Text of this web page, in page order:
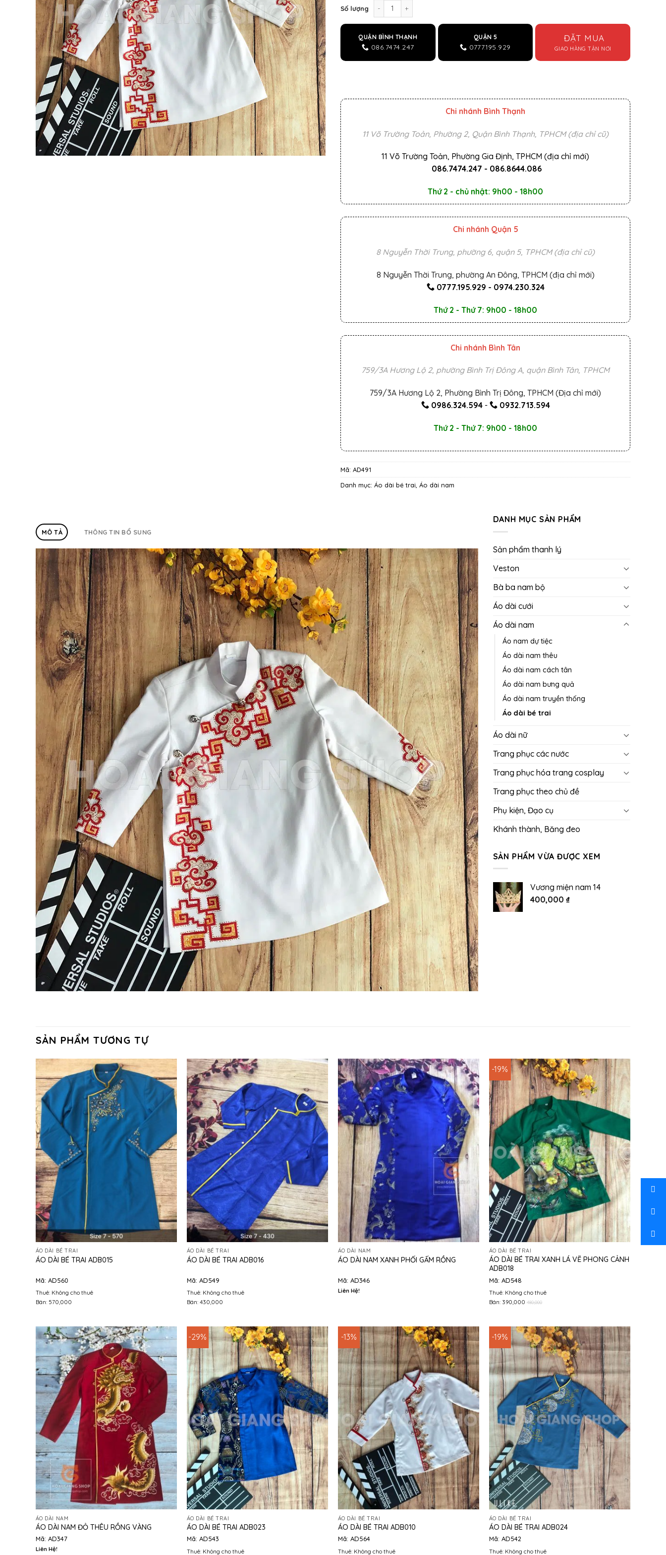
Số lượng
QUẬN BÌNH THẠNH
086.7474.247
QUẬN 5
0777.195.929
ĐẶT MUA
GIAO HÀNG TẬN NƠI
Chi nhánh Bình Thạnh
11 Võ Trường Toản, Phường 2, Quận Bình Thạnh, TPHCM (địa chỉ cũ)
11 Võ Trường Toản, Phường Gia Định, TPHCM (địa chỉ mới)
086.7474.247 - 086.8644.086
Thứ 2 - chủ nhật: 9h00 - 18h00
Chi nhánh Quận 5
8 Nguyễn Thời Trung, phường 6, quận 5, TPHCM (địa chỉ cũ)
8 Nguyễn Thời Trung, phường An Đông, TPHCM (địa chỉ mới)
0777.195.929 - 0974.230.324
Thứ 2 - Thứ 7: 9h00 - 18h00
Chi nhánh Bình Tân
759/3A Hương Lộ 2, phường Bình Trị Đông A, quận Bình Tân, TPHCM
759/3A Hương Lộ 2, Phường Bình Trị Đông, TPHCM (Địa chỉ mới)
0986.324.594- 0932.713.594
Thứ 2 - Thứ 7: 9h00 - 18h00
Mã: AD491
Danh mục: Áo dài bé trai Áo dài nam
MÔ TẢ THÔNG TIN BỔ SUNG
DANH MỤC SẢN PHẨM
Sản phẩm thanh lý
Veston
Bà ba nam bộ
Áo dài cưới
Áo dài nam
Áo nam dự tiệc
Áo dài nam thêu
Áo dài nam cách tân
Áo dài nam bưng quả
Áo dài nam truyền thống
Áo dài bé trai
Áo dài nữ
Trang phục các nước
Trang phục hóa trang cosplay
Trang phục theo chủ đề
Phụ kiện, Đạo cụ
Khánh thành, Băng đeo
SẢN PHẨM VỪA ĐƯỢC XEM
Vương miện nam 14
400,000 ₫
SẢN PHẨM TƯƠNG TỰ
ÁO DÀI BÉ TRAI
ÁO DÀI BÉ TRAI ADB015
Mã: AD560
Thuê: Không cho thuê
Bán: 570,000
ÁO DÀI BÉ TRAI
ÁO DÀI BÉ TRAI ADB016
Mã: AD549
Thuê: Không cho thuê
Bán: 430,000
ÁO DÀI NAM
ÁO DÀI NAM XANH PHỐI GẤM RỒNG
Mã: AD346
Liên Hệ!
-19%
ÁO DÀI BÉ TRAI
ÁO DÀI BÉ TRAI XANH LÁ VẼ PHONG CẢNH
ADB018
Mã: AD548
Thuê: Không cho thuê
Bán: 390,000 480,000
ÁO DÀI NAM
ÁO DÀI NAM ĐỎ THÊU RỒNG VÀNG
Mã: AD347
Liên Hệ!
-29%
ÁO DÀI BÉ TRAI
ÁO DÀI BÉ TRAI ADB023
Mã: AD543
Thuê: Không cho thuê
-13%
ÁO DÀI BÉ TRAI
ÁO DÀI BÉ TRAI ADB010
Mã: AD564
Thuê: Không cho thuê
-19%
ÁO DÀI BÉ TRAI
ÁO DÀI BÉ TRAI ADB024
Mã: AD542
Thuê: Không cho thuê